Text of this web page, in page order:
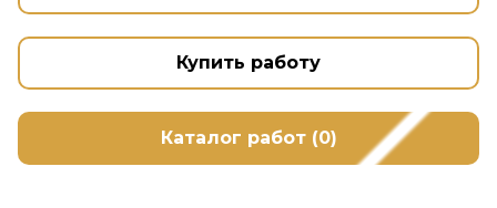
Купить работу
Каталог работ (0)